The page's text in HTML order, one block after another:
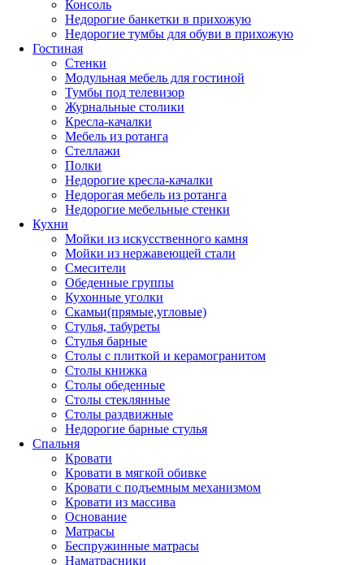
Консоль
Недорогие банкетки в прихожую
Недорогие тумбы для обуви в прихожую
Гостиная
Стенки
Модульная мебель для гостиной
Тумбы под телевизор
Журнальные столики
Кресла-качалки
Мебель из ротанга
Стеллажи
Полки
Недорогие кресла-качалки
Недорогая мебель из ротанга
Недорогие мебельные стенки
Кухни
Мойки из искусственного камня
Мойки из нержавеющей стали
Смесители
Обеденные группы
Кухонные уголки
Скамьи(прямые,угловые)
Стулья, табуреты
Стулья барные
Столы с плиткой и керамогранитом
Столы книжка
Столы обеденные
Столы стеклянные
Столы раздвижные
Недорогие барные стулья
Спальня
Кровати
Кровати в мягкой обивке
Кровати с подъемным механизмом
Кровати из массива
Основание
Матрасы
Беспружинные матрасы
Наматрасники